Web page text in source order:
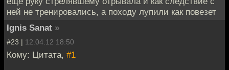
ней не тренировались, а походу лупили как повезет
Ignis Sanat »
#23 | 12.04.12 18:50
Кому: Цитата, #1